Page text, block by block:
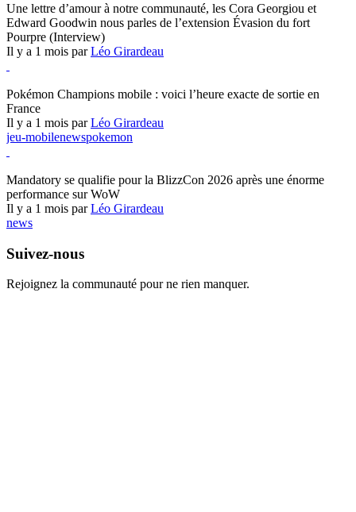
Une lettre d’amour à notre communauté, les Cora Georgiou et
Edward Goodwin nous parles de l’extension Évasion du fort
Pourpre (Interview)
Il y a 1 mois parLéo Girardeau
Pokémon Champions mobile : voici l’heure exacte de sortie en
France
Il y a 1 mois parLéo Girardeau
jeu-mobilenewspokemon
Mandatory se qualifie pour la BlizzCon 2026 après une énorme
performance sur WoW
Il y a 1 mois parLéo Girardeau
news
Suivez-nous
Rejoignez la communauté pour ne rien manquer.